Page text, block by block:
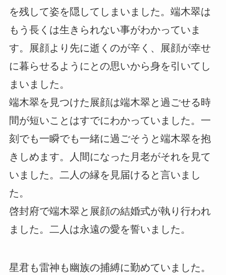
を残して姿を隠してしまいました。端木翠は
もう長くは生きられない事がわかっていま
す。展顔より先に逝くのが辛く、展顔が幸せ
に暮らせるようにとの思いから身を引いてし
まいました。
端木翠を見つけた展顔は端木翠と過ごせる時
間が短いことはすでにわかっていました。一
刻でも一瞬でも一緒に過ごそうと端木翠を抱
きしめます。人間になった月老がそれを見て
いました。二人の縁を見届けると言いまし
た。
啓封府で端木翠と展顔の結婚式が執り行われ
ました。二人は永遠の愛を誓いました。
星君も雷神も幽族の捕縛に勤めていました。